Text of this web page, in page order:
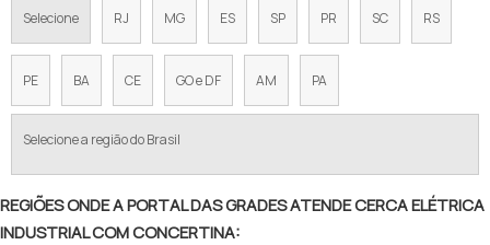
CONCERTINA EM SOROCABA
CERCA CONCERTINA PREÇO POR METRO
CONCERTINA PREÇO 45 CM
CONCERTINA DUPLA CLIPADA 45CM PREÇO
Selecione RJ MG ES SP PR SC RS
PE BA CE GO e DF AM PA
Selecione a região do Brasil
REGIÕES ONDE A PORTAL DAS GRADES ATENDE CERCA ELÉTRICA
INDUSTRIAL COM CONCERTINA: